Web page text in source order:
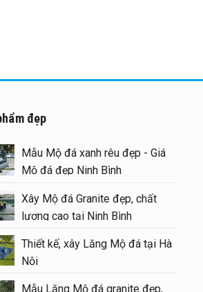
đẹp
Mẫu Mộ đá xanh rêu đẹp - Giá
Mộ đá đẹp Ninh Bình
Xây Mộ đá Granite đẹp, chất
lượng cao tại Ninh Bình
Thiết kế, xây Lăng Mộ đá tại Hà
Nội
Mẫu Lăng Mộ đá granite đẹp,